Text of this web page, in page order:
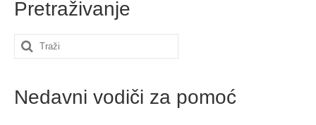
Pretraživanje
Search
Nedavni vodiči za pomoć